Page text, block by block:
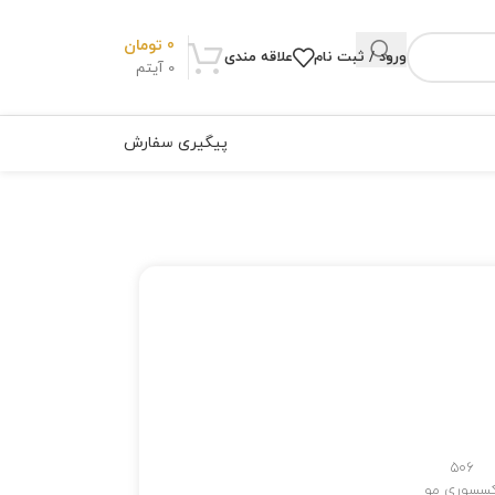
ورود / ثبت نام علاقه مندی
0 آیتم
0 تومان
پیگیری سفارش
506
مو